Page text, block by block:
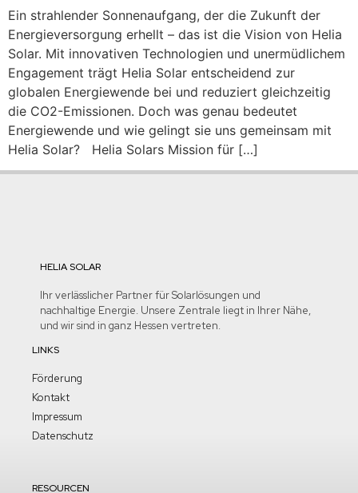
Ein strahlender Sonnenaufgang, der die Zukunft der
Energieversorgung erhellt – das ist die Vision von Helia
Solar. Mit innovativen Technologien und unermüdlichem
Engagement trägt Helia Solar entscheidend zur
globalen Energiewende bei und reduziert gleichzeitig
die CO2-Emissionen. Doch was genau bedeutet
Energiewende und wie gelingt sie uns gemeinsam mit
Helia Solar? Helia Solars Mission für […]
HELIA SOLAR
Ihr verlässlicher Partner für Solarlösungen und
nachhaltige Energie. Unsere Zentrale liegt in Ihrer Nähe,
und wir sind in ganz Hessen vertreten.
LINKS
Förderung
Kontakt
Impressum
Datenschutz
RESOURCEN